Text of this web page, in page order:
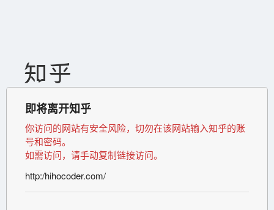
即将离开知乎
你访问的网站有安全风险，切勿在该网站输入知乎的账
号和密码。
如需访问，请手动复制链接访问。
http:/hihocoder.com/